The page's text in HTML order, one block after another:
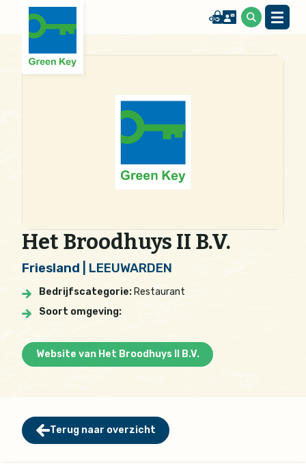
Het Broodhuys II B.V.
Friesland | LEEUWARDEN
Bedrijfscategorie: Restaurant
Soort omgeving:
Website van Het Broodhuys II B.V.
Terug naar overzicht